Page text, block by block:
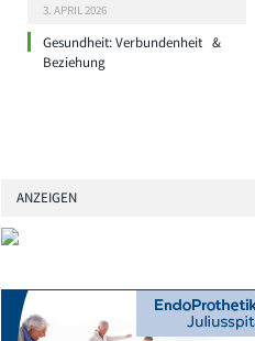
3. APRIL 2026
Gesundheit: Verbundenheit &
Beziehung
ANZEIGEN